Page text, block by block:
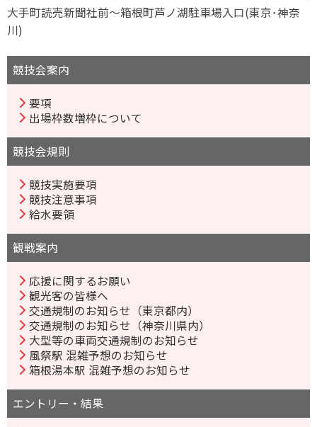
大手町読売新聞社前～箱根町芦ノ湖駐車場入口(東京･神奈
川)
競技会案内
要項
出場枠数増枠について
競技会規則
競技実施要項
競技注意事項
給水要領
観戦案内
応援に関するお願い
観光客の皆様へ
交通規制のお知らせ（東京都内）
交通規制のお知らせ（神奈川県内）
大型等の車両交通規制のお知らせ
風祭駅 混雑予想のお知らせ
箱根湯本駅 混雑予想のお知らせ
エントリー・結果